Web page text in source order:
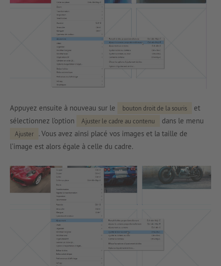
Appuyez ensuite à nouveau sur le bouton droit de la souris
et
sélectionnez l’option
Ajuster le cadre au contenu dans le menu
Ajuster
. Vous avez ainsi placé vos images et la taille de
l’image est alors égale à celle du cadre.